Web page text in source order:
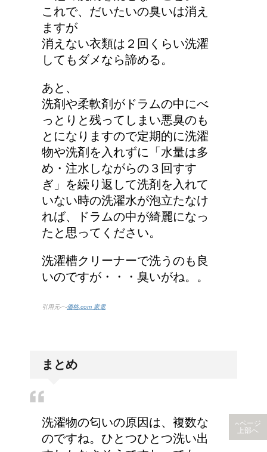
猫の長毛は雑種でも可愛
いの？！
これで、だいたいの臭いは消え
ますが
消えない衣類は２回くらい洗濯
してもダメなら諦める。
あと、
洗剤や柔軟剤がドラムの中にべ
っとりと残ってしまい悪臭のも
とになりますので定期的に洗濯
物や洗剤を入れずに「水量は多
め・注水しながらの３回すす
ぎ」を繰り返して洗剤を入れて
いない時の洗濯水が泡立たなけ
れば、ドラムの中が綺麗になっ
たと思ってください。
洗濯槽クリーナーで洗うのも良
いのですが・・・臭いがね。。
引用元-−-価格.com 家電
まとめ
洗濯物の匂いの原因は、複数な
のですね。ひとつひとつ洗い出
ページ
上部へ